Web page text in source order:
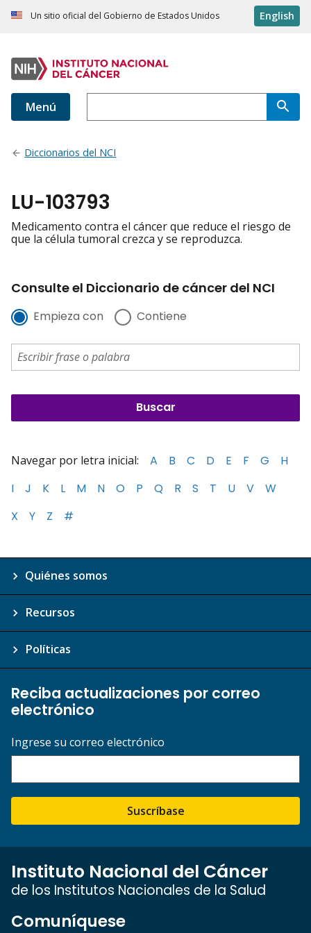
Un sitio oficial del Gobierno de Estados Unidos English
Menú
Diccionarios del NCI
LU-103793
Medicamento contra el cáncer que reduce el riesgo de
que la célula tumoral crezca y se reproduzca.
Consulte el Diccionario de cáncer del NCI
Empieza con Contiene
Navegar por letra inicial: A B C D E F G
H
I
J K L M N O P Q R S T U V
W
X
Y Z #
Quiénes somos
Recursos
Políticas
Reciba actualizaciones por correo
electrónico
Ingrese su correo electrónico
Suscríbase
Instituto Nacional del Cáncer
de los Institutos Nacionales de la Salud
Comuníquese